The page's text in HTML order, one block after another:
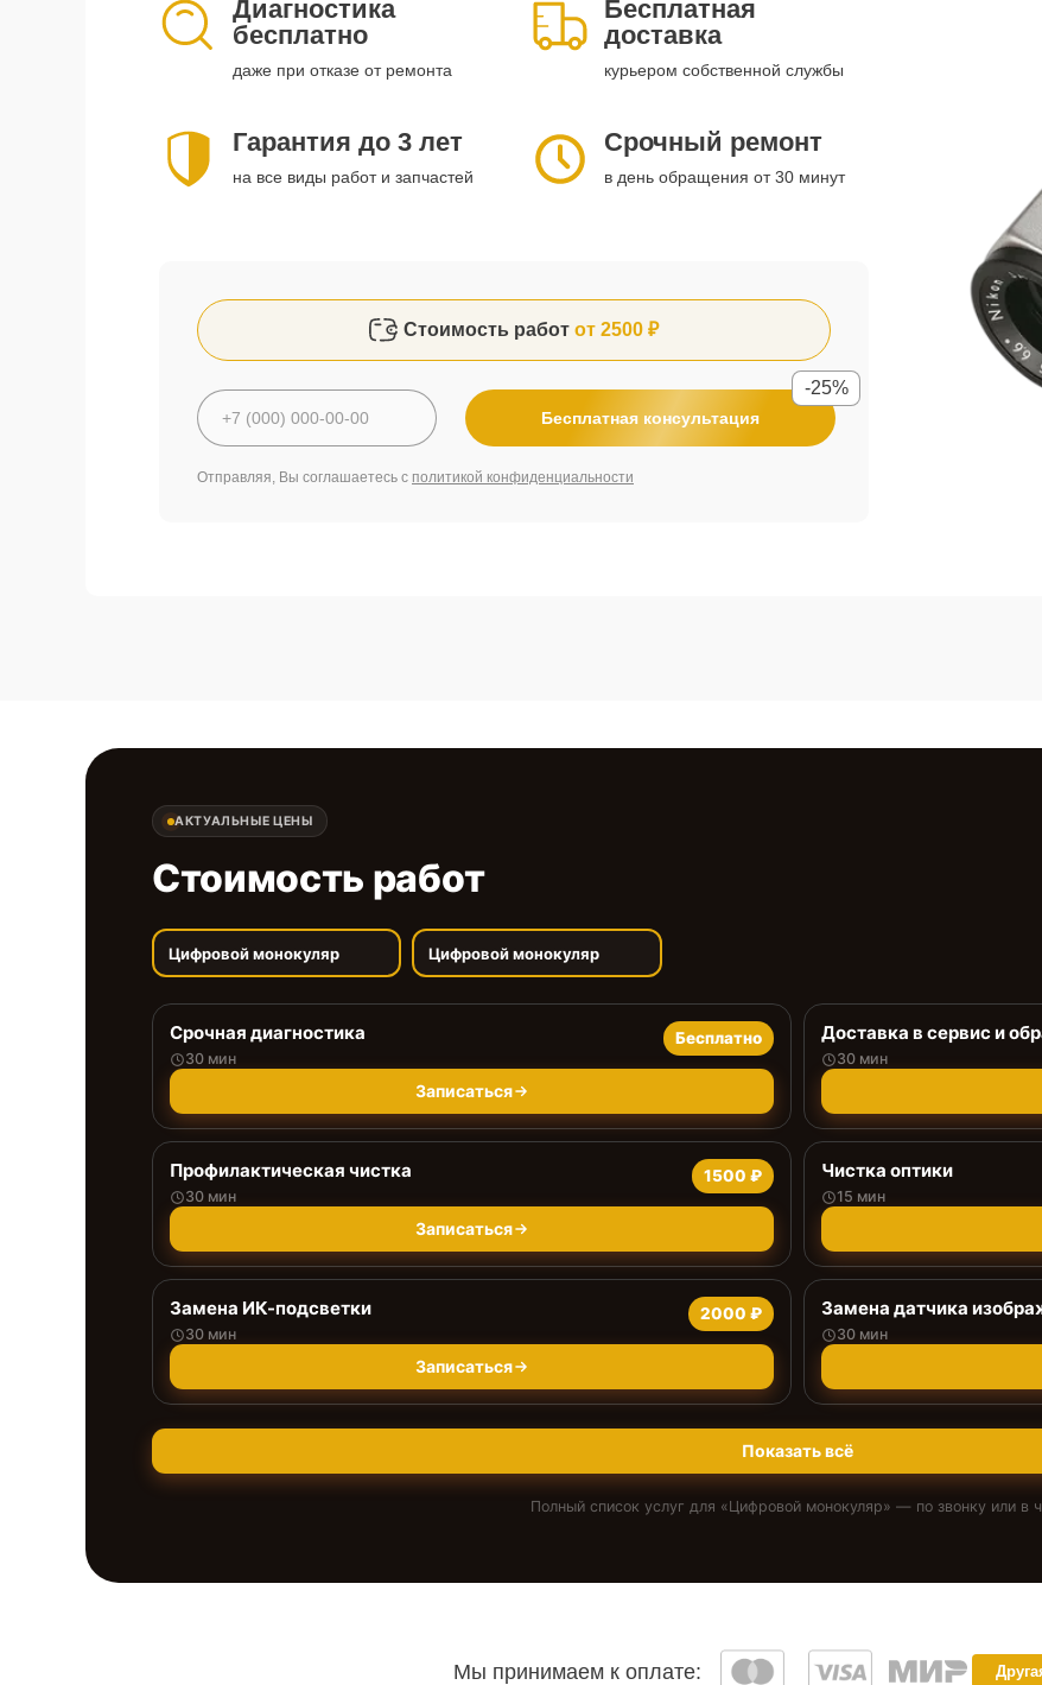
Диагностика
бесплатно
даже при отказе от ремонта
Бесплатная
доставка
курьером собственной службы
Гарантия до 3 лет
на все виды работ и запчастей
Срочный ремонт
в день обращения от 30 минут
Стоимость работ от 2500 ₽
Бесплатная консультация
-25%
Отправляя, Вы соглашаетесь с политикой конфиденциальности
АКТУАЛЬНЫЕ ЦЕНЫ
Стоимость работ
Цифровой монокуляр Цифровой монокуляр
Срочная диагностика
30 мин
Бесплатно
Записаться
Доставка в сервис и
30 мин
Профилактическая чистка
30 мин
1500 ₽
Записаться
Чистка оптики
15 мин
Замена ИК-подсветки
30 мин
2000 ₽
Записаться
Замена датчика
30 мин
Показать всё
Полный список услуг для «Цифровой монокуляр» — по звонку или в
Мы принимаем к оплате: